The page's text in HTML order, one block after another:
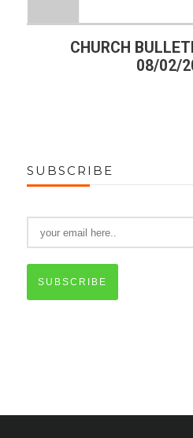
CHURCH
08/02/
SUBSCRIBE
SUBSCRIBE